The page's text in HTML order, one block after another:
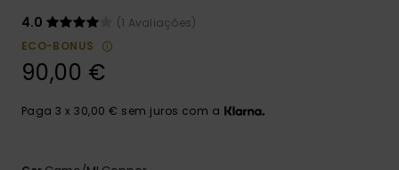
respostas
para as
formulário de
4.0
(1 Avaliações)
ECO-BONUS
90,00 €
Paga 3 x 30,00 € sem juros com a